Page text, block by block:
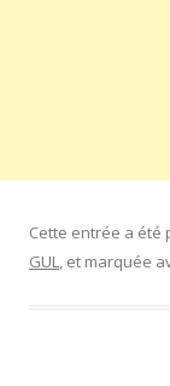
Cette entrée a été
GUL, et marquée